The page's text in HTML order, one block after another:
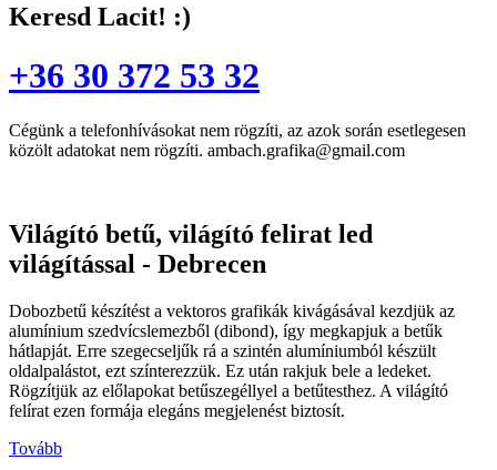
Keresd Lacit! :)
+36 30 372 53 32
Cégünk a telefonhívásokat nem rögzíti, az azok során esetlegesen
közölt adatokat nem rögzíti. ambach.grafika@gmail.com
Világító betű, világító felirat led
világítással - Debrecen
Dobozbetű készítést a vektoros grafikák kivágásával kezdjük az
alumínium szedvícslemezből (dibond), így megkapjuk a betűk
hátlapját. Erre szegecseljűk rá a szintén alumíniumból készült
oldalpalástot, ezt színterezzük. Ez után rakjuk bele a ledeket.
Rögzítjük az előlapokat betűszegéllyel a betűtesthez. A világító
felírat ezen formája elegáns megjelenést biztosít.
Tovább